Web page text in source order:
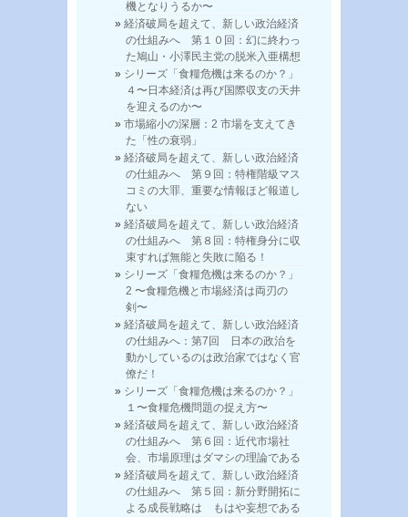
機となりうるか〜
経済破局を超えて、新しい政治経済
の仕組みへ 第１０回：幻に終わっ
た鳩山・小澤民主党の脱米入亜構想
シリーズ「食糧危機は来るのか？」
４〜日本経済は再び国際収支の天井
を迎えるのか〜
市場縮小の深層：2 市場を支えてき
た「性の衰弱」
経済破局を超えて、新しい政治経済
の仕組みへ 第９回：特権階級マス
コミの大罪、重要な情報ほど報道し
ない
経済破局を超えて、新しい政治経済
の仕組みへ 第８回：特権身分に収
束すれば無能と失敗に陥る！
シリーズ「食糧危機は来るのか？」
2 〜食糧危機と市場経済は両刃の
剣〜
経済破局を超えて、新しい政治経済
の仕組みへ：第7回 日本の政治を
動かしているのは政治家ではなく官
僚だ！
シリーズ「食糧危機は来るのか？」
１〜食糧危機問題の捉え方〜
経済破局を超えて、新しい政治経済
の仕組みへ 第６回：近代市場社
会、市場原理はダマシの理論である
経済破局を超えて、新しい政治経済
の仕組みへ 第５回：新分野開拓に
よる成長戦略は もはや妄想である